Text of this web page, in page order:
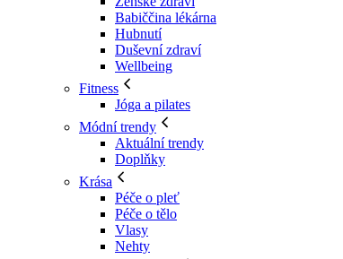
Babiččina lékárna
Hubnutí
Duševní zdraví
Wellbeing
Fitness
Jóga a pilates
Módní trendy
Aktuální trendy
Doplňky
Krása
Péče o pleť
Péče o tělo
Vlasy
Nehty